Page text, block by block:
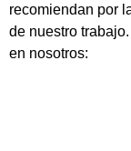
recomiendan por
de nuestro
en nosotros: